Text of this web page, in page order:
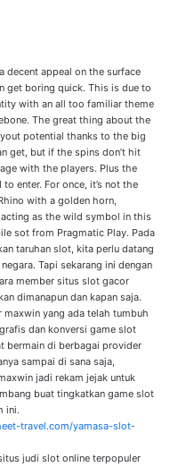
decent appeal on the surface
get boring quick. This is due to
with an all too familiar theme
The great thing about the
potential thanks to the big
get, but if the spins don’t hit
with the players. Plus the
enter. For once, it’s not the
with a golden horn,
as the wild symbol in this
sot from Pragmatic Play. Pada
taruhan slot, kita perlu datang
Tapi sekarang ini dengan
member situs slot gacor
dimanapun dan kapan saja.
yang ada telah tumbuh
dan konversi game slot
bermain di berbagai provider
sampai di sana saja,
jadi rekam jejak untuk
buat tingkatkan game slot
ini.
travel.com/yamasa-slot-
judi slot online terpopuler